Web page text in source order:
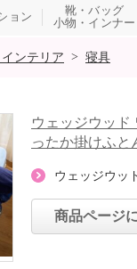
ョン
靴・バッグ
小物・インナー
ンテリア > 寝具
ウェッジウッド
ったか掛けふと
ウェッジウッ
商品ページ